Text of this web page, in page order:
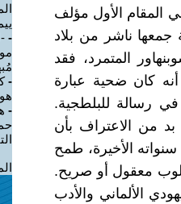
المقام الأول مؤلف
ناشر من بلاد
المتمرد، فقد
شو (مؤلف كتاب "الرائد باربرا"، لندن، 1905) أنه كان ضحية عبارة
رسالة للبلطجية.
من الاعتراف بأن
الأخيرة، طمح
معقول أو صريح.
الألماني والأدب
-
-
-